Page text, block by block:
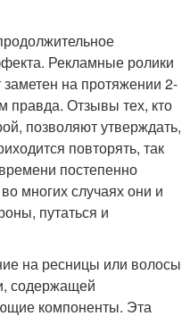
Рекламные ролики
заметен на протяжении 2-
правда. Отзывы тех, кто
позволяют утверждать,
повторять, так
постепенно
многих случаях они и
путаться и
на ресницы или волосы
содержащей
компоненты. Эта